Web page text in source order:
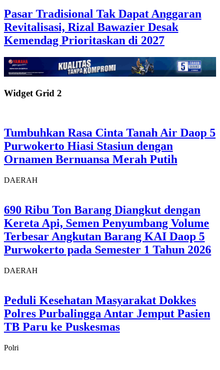
Pasar Tradisional Tak Dapat Anggaran
Revitalisasi, Rizal Bawazier Desak
Kemendag Prioritaskan di 2027
Widget Grid 2
Tumbuhkan Rasa Cinta Tanah Air Daop 5
Purwokerto Hiasi Stasiun dengan
Ornamen Bernuansa Merah Putih
DAERAH
690 Ribu Ton Barang Diangkut dengan
Kereta Api, Semen Penyumbang Volume
Terbesar Angkutan Barang KAI Daop 5
Purwokerto pada Semester 1 Tahun 2026
DAERAH
Peduli Kesehatan Masyarakat Dokkes
Polres Purbalingga Antar Jemput Pasien
TB Paru ke Puskesmas
Polri